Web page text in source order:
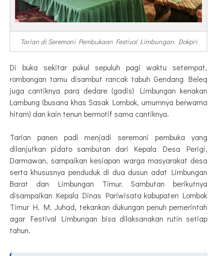
Tarian di Seremoni Pembukaan Festival Limbungan. Dokpri
Di buka sekitar pukul sepuluh pagi waktu setempat,
rombongan tamu disambut rancak tabuh Gendang Beleq
juga cantiknya para dedare (gadis) Limbungan kenakan
Lambung (busana khas Sasak Lombok, umumnya berwarna
hitam) dan kain tenun bermotif sama cantiknya.
Tarian panen padi menjadi seremoni pembuka yang
dilanjutkan pidato sambutan dari Kepala Desa Perigi,
Darmawan, sampaikan kesiapan warga masyarakat desa
serta khususnya penduduk di dua dusun adat Limbungan
Barat dan Limbungan Timur. Sambutan berikutnya
disampaikan Kepala Dinas Pariwisata kabupaten Lombok
Timur H. M. Juhad, tekankan dukungan penuh pemerintah
agar Festival Limbungan bisa dilaksanakan rutin setiap
tahun.